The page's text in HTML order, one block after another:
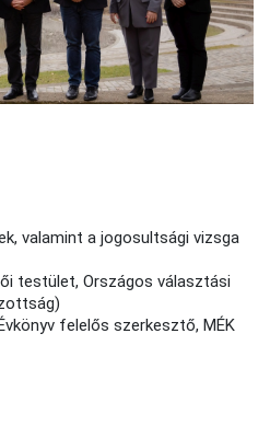
valamint a jogosultsági vizsga
testület, Országos választási
felelős szerkesztő, MÉK